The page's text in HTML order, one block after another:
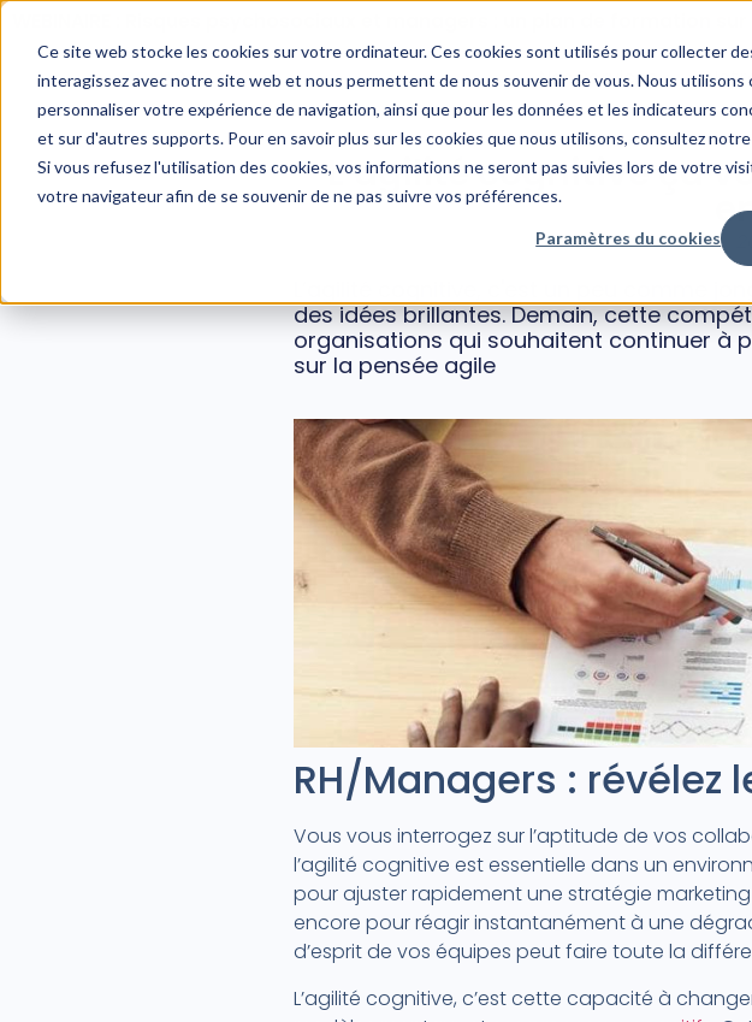
Ce site web stocke les cookies sur votre ordinateur. Ces cookies sont utilisés pour collecter
interagissez avec notre site web et nous permettent de nous souvenir de vous. Nous
personnaliser votre expérience de navigation, ainsi que pour les données et les indicateurs
et sur d'autres supports. Pour en savoir plus sur les cookies que nous utilisons, consultez notre
Si vous refusez l'utilisation des cookies, vos informations ne seront pas suivies lors de votre
votre navigateur afin de se souvenir de ne pas suivre vos préférences.
Paramètres du cookies
WEBINAIRE : Risques psychosociaux et managers : un plan de formation
Nos Services
L’agilité cognitive ça
L’agilité cognitive, c'est un peu comme
des idées brillantes. Demain, cette
organisations qui souhaitent continuer à
sur la pensée agile
RH/Managers : révélez
Vous vous interrogez sur l’aptitude de vos
l’agilité cognitive est essentielle dans un
pour ajuster rapidement une stratégie
encore pour réagir instantanément à une
d’esprit de vos équipes peut faire toute la
L’agilité cognitive, c’est cette capacité à